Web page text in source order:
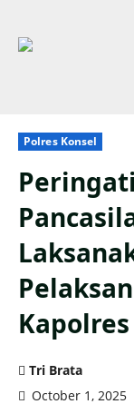
Polres Konsel
Tri Brata
October 1, 2025